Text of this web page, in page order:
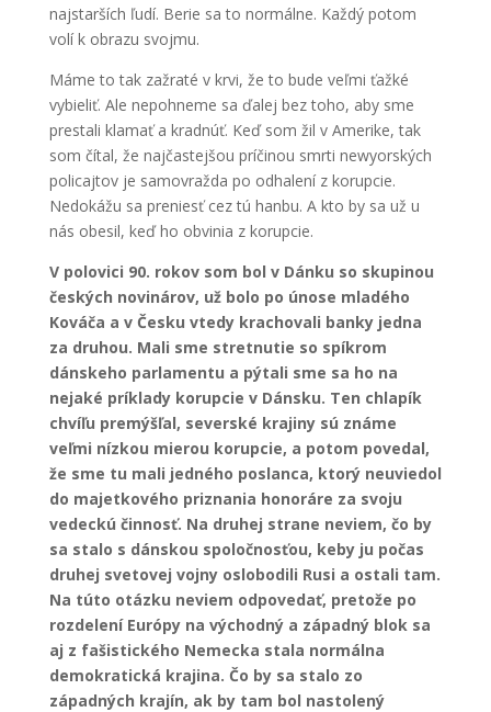
najstarších ľudí. Berie sa to normálne. Každý potom
volí k obrazu svojmu.
Máme to tak zažraté v krvi, že to bude veľmi ťažké
vybieliť. Ale nepohneme sa ďalej bez toho, aby sme
prestali klamať a kradnúť. Keď som žil v Amerike, tak
som čítal, že najčastejšou príčinou smrti newyorských
policajtov je samovražda po odhalení z korupcie.
Nedokážu sa preniesť cez tú hanbu. A kto by sa už u
nás obesil, keď ho obvinia z korupcie.
V polovici 90. rokov som bol v Dánku so skupinou
českých novinárov, už bolo po únose mladého
Kováča a v Česku vtedy krachovali banky jedna
za druhou. Mali sme stretnutie so spíkrom
dánskeho parlamentu a pýtali sme sa ho na
nejaké príklady korupcie v Dánsku. Ten chlapík
chvíľu premýšľal, severské krajiny sú známe
veľmi nízkou mierou korupcie, a potom povedal,
že sme tu mali jedného poslanca, ktorý neuviedol
do majetkového priznania honoráre za svoju
vedeckú činnosť. Na druhej strane neviem, čo by
sa stalo s dánskou spoločnosťou, keby ju počas
druhej svetovej vojny oslobodili Rusi a ostali tam.
Na túto otázku neviem odpovedať, pretože po
rozdelení Európy na východný a západný blok sa
aj z fašistického Nemecka stala normálna
demokratická krajina. Čo by sa stalo zo
západných krajín, ak by tam bol nastolený